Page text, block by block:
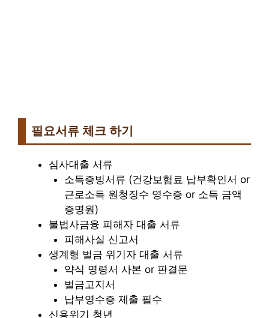
필요서류 체크 하기
심사대출 서류
소득증빙서류 (건강보험료 납부확인서 or
근로소득 원청징수 영수증 or 소득 금액
증명원)
불법사금융 피해자 대출 서류
피해사실 신고서
생계형 벌금 위기자 대출 서류
약식 명령서 사본 or 판결문
벌금고지서
납부영수증 제출 필수
신용위기 청년